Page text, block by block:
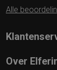
Alle
Over